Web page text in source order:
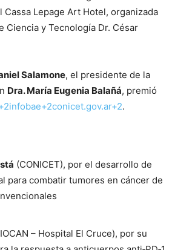
Lepage Art Hotel, organizada
Ciencia y Tecnología Dr. César
Salamone, el presidente de la
Dra. María Eugenia Balañá, premió
.
(CONICET), por el desarrollo de
para combatir tumores en cáncer de
– Hospital El Cruce), por su